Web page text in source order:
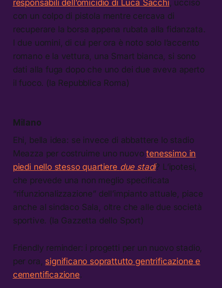
responsabili dell’omicidio di Luca Sacchi , ucciso
con un colpo di pistola mentre cercava di
recuperare la borsa appena rubata alla fidanzata.
I due uomini, di cui per ora è noto solo l’accento
romano e la vettura, una Smart bianca, si sono
dati alla fuga dopo che uno dei due aveva aperto
il fuoco. (la Repubblica Roma)
Milano
Ehi, bella idea: se invece di abbattere lo stadio
Meazza per costruirne uno nuovotenessimo in
piedi nello stesso quartiere due stadi? L’ipotesi,
che prevede una non meglio specificata
“rifunzionalizzazione” dell’impianto attuale, piace
anche al sindaco Sala, oltre che alle due società
sportive. (la Gazzetta dello Sport)
Friendly reminder: i progetti per un nuovo stadio,
per ora, significano soprattutto gentrificazione e
cementificazione.